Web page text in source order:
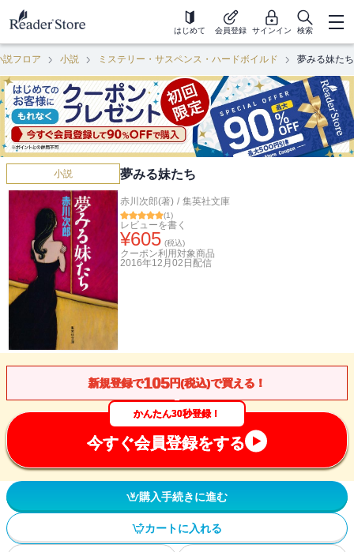
はじめて 会員登録 サインイン 検索
説フロア 小説 ミステリー・サスペンス・ハードボイルド 夢みる妹たち
小説 夢みる妹たち
赤川次郎(著) / 集英社文庫
(1)
レビューを書く
¥605 (税込)
クーポン利用対象商品
2016年12月02日 配信
新規登録で105円(税込)で買える！
かんたん30秒登録！
今すぐ会員登録をする
購入手続きに進む
カートに入れる